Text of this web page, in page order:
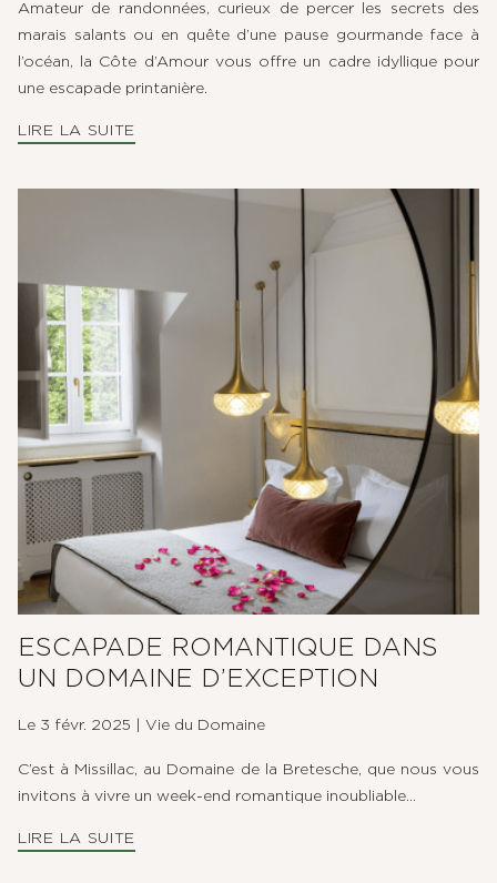
Amateur de randonnées, curieux de percer les secrets des
marais salants ou en quête d’une pause gourmande face à
l’océan, la Côte d’Amour vous offre un cadre idyllique pour
une escapade printanière.
LIRE LA SUITE
ESCAPADE ROMANTIQUE DANS
UN DOMAINE D’EXCEPTION
Le 3 févr. 2025 Vie du Domaine
C’est à Missillac, au Domaine de la Bretesche, que nous vous
invitons à vivre un week-end romantique inoubliable...
LIRE LA SUITE